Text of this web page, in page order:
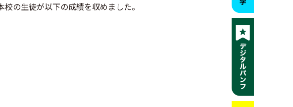
の生徒が以下の成績を収めました。